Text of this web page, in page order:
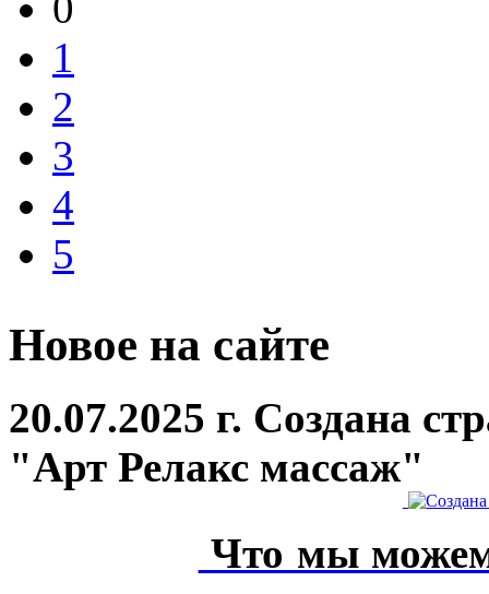
1
2
3
4
5
Новое на сайте
20.07.2025 г. Создана
"Арт Релакс массаж"
Что мы